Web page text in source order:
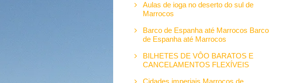
Aulas de ioga no deserto do sul de
Marrocos
Barco de Espanha até Marrocos Barco
de Espanha até Marrocos
BILHETES DE VÔO BARATOS E
CANCELAMENTOS FLEXÍVEIS
Cidades imperiais Marrocos de